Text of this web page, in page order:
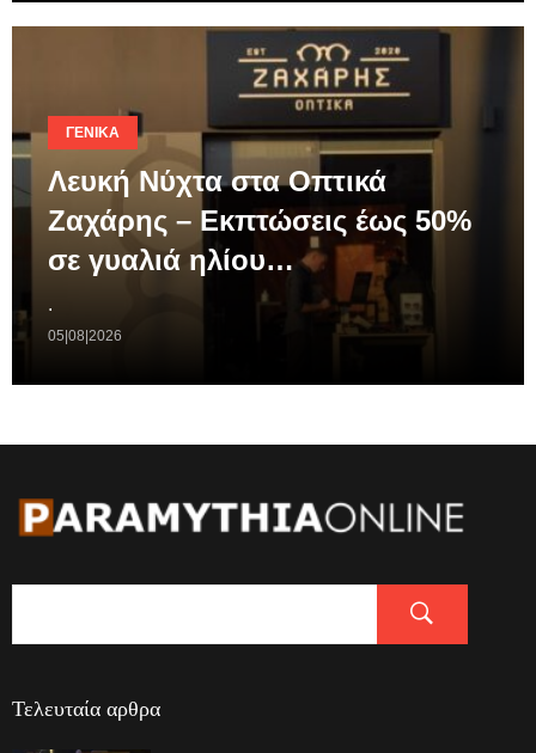
ΓΕΝΙΚΆ
Λευκή Νύχτα στα Οπτικά
Ζαχάρης – Εκπτώσεις έως 50%
σε γυαλιά ηλίου…
.
05|08|2026
Τελευταία αρθρα